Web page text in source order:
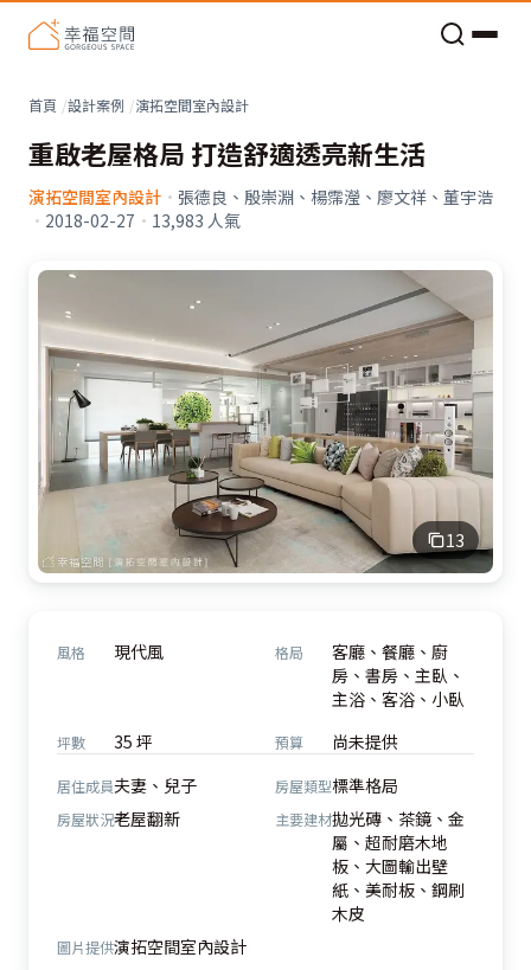
首頁 設計案例 演拓空間室內設計
重啟老屋格局 打造舒適透亮新生活
演拓空間室內設計 · 張德良、殷崇淵、楊霈瀅、廖文祥、董宇浩
· 2018-02-27 · 13,983 人氣
13
風格 現代風 格局
客廳、餐廳、廚
房、書房、主臥、
主浴、客浴、小臥
坪數 35 坪 預算 尚未提供
居住成員夫妻、兒子 房屋類型標準格局
房屋狀況老屋翻新 主要建材拋光磚、茶鏡、金
屬、超耐磨木地
板、大圖輸出壁
紙、美耐板、鋼刷
木皮
圖片提供演拓空間室內設計